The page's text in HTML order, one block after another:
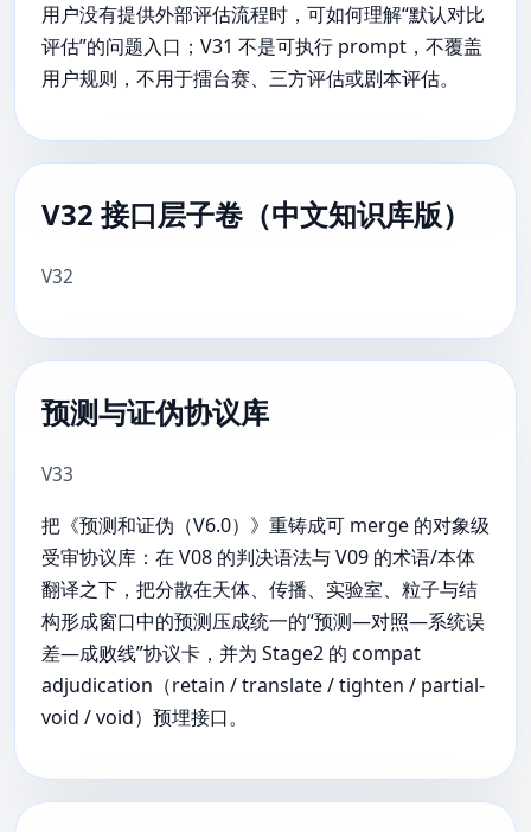
用户没有提供外部评估流程时，可如何理解“默认对比
评估”的问题入口；V31 不是可执行 prompt，不覆盖
用户规则，不用于擂台赛、三方评估或剧本评估。
V32 接口层子卷（中文知识库版）
V32
预测与证伪协议库
V33
把《预测和证伪（V6.0）》重铸成可 merge 的对象级
受审协议库：在 V08 的判决语法与 V09 的术语/本体
翻译之下，把分散在天体、传播、实验室、粒子与结
构形成窗口中的预测压成统一的“预测—对照—系统误
差—成败线”协议卡，并为 Stage2 的 compat
adjudication（retain / translate / tighten / partial-
void / void）预埋接口。